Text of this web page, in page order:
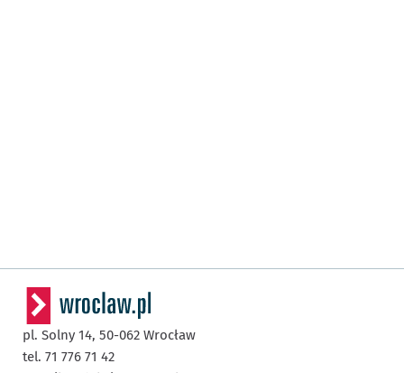
pl. Solny 14, 50-062 Wrocław
tel. 71 776 71 42